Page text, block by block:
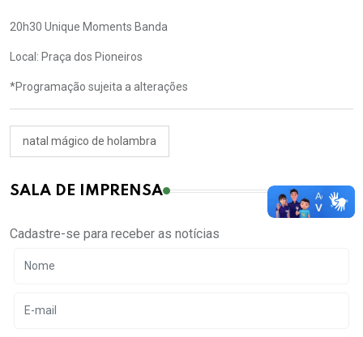
20h30 Unique Moments Banda
Local: Praça dos Pioneiros
*Programação sujeita a alterações
natal mágico de holambra
SALA DE IMPRENSA
Cadastre-se para receber as notícias